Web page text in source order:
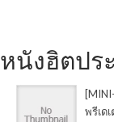
หนังฮิตปร
พรีเด